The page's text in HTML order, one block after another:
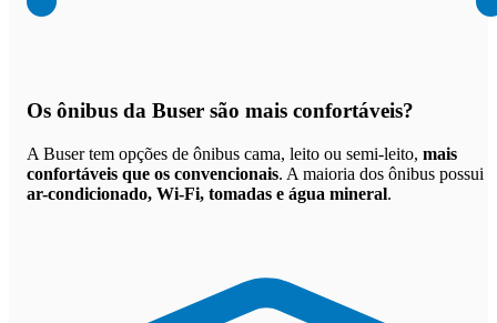
Os ônibus da Buser são mais confortáveis?
A Buser tem opções de ônibus cama, leito ou semi-leito, mais
confortáveis que os convencionais. A maioria dos ônibus possui
ar-condicionado, Wi-Fi, tomadas e água mineral.